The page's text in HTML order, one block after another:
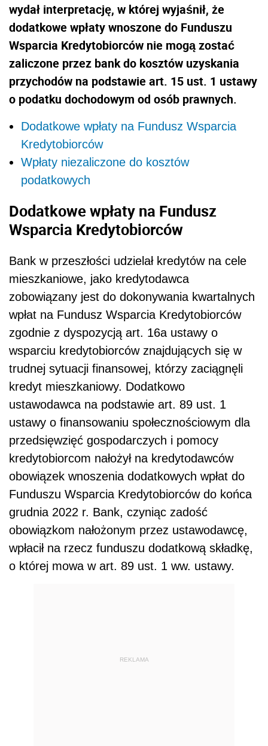
wydał interpretację, w której wyjaśnił, że
dodatkowe wpłaty wnoszone do Funduszu
Wsparcia Kredytobiorców nie mogą zostać
zaliczone przez bank do kosztów uzyskania
przychodów na podstawie art. 15 ust. 1 ustawy
o podatku dochodowym od osób prawnych.
Dodatkowe wpłaty na Fundusz Wsparcia
Kredytobiorców
Wpłaty niezaliczone do kosztów
podatkowych
Dodatkowe wpłaty na Fundusz
Wsparcia Kredytobiorców
Bank w przeszłości udzielał kredytów na cele
mieszkaniowe, jako kredytodawca
zobowiązany jest do dokonywania kwartalnych
wpłat na Fundusz Wsparcia Kredytobiorców
zgodnie z dyspozycją art. 16a ustawy o
wsparciu kredytobiorców znajdujących się w
trudnej sytuacji finansowej, którzy zaciągnęli
kredyt mieszkaniowy. Dodatkowo
ustawodawca na podstawie art. 89 ust. 1
ustawy o finansowaniu społecznościowym dla
przedsięwzięć gospodarczych i pomocy
kredytobiorcom nałożył na kredytodawców
obowiązek wnoszenia dodatkowych wpłat do
Funduszu Wsparcia Kredytobiorców do końca
grudnia 2022 r. Bank, czyniąc zadość
obowiązkom nałożonym przez ustawodawcę,
wpłacił na rzecz funduszu dodatkową składkę,
o której mowa w art. 89 ust. 1 ww. ustawy.
REKLAMA